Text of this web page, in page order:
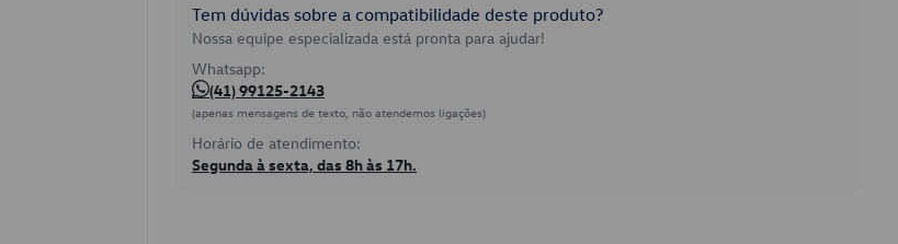
Tem dúvidas sobre a compatibilidade deste produto?
Nossa equipe especializada está pronta para ajudar!
Whatsapp:
(41) 99125-2143
(apenas mensagens de texto, não atendemos ligações)
Horário de atendimento:
Segunda à sexta, das 8h às 17h.